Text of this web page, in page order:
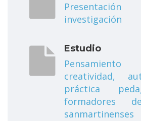
investigación
Estudio
creatividad,
práctica
formadores
sanmartinenses